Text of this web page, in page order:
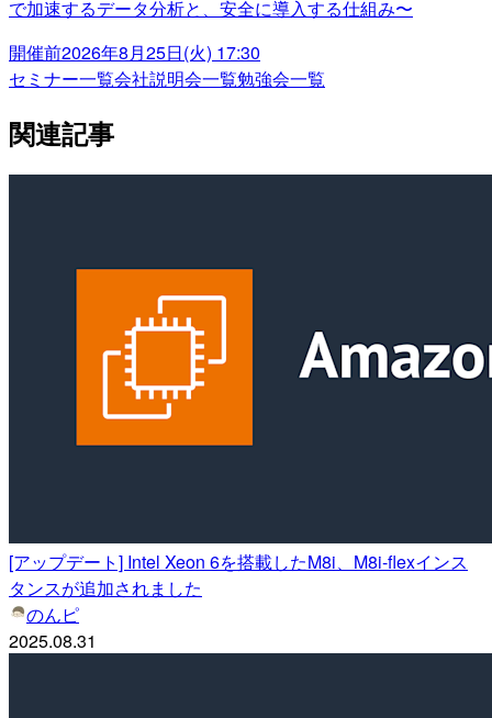
で加速するデータ分析と、安全に導入する仕組み〜
開催前2026年8月25日(火) 17:30
セミナー一覧会社説明会一覧勉強会一覧
関連記事
[アップデート] Intel Xeon 6を搭載したM8i、M8i-flexインス
タンスが追加されました
のんピ
2025.08.31